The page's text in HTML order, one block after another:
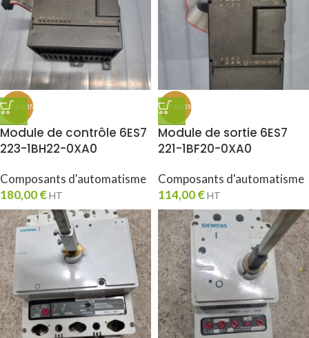
Module de contrôle 6ES7
223-1BH22-0XA0
Composants d'automatisme
180,00€HT
Module de sortie 6ES7
221-1BF20-0XA0
Composants d'automatisme
114,00€HT